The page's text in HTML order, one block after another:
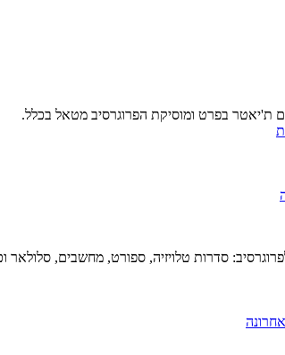
ת'יאטר בפרט ומוסיקת הפרוגרסיב מטאל בכלל.
סדרות טלויזיה, ספורט, מחשבים, סלולאר